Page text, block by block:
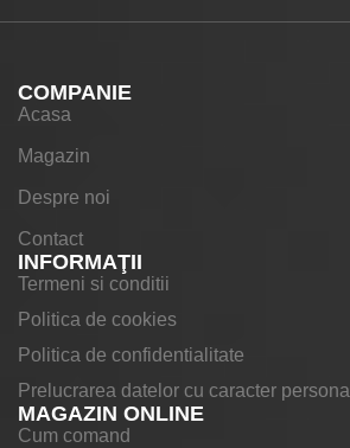
COMPANIE
Acasa
Magazin
Despre noi
Contact
INFORMAŢII
Termeni si conditii
Politica de cookies
Politica de confidentialitate
Prelucrarea datelor cu caracter personal
MAGAZIN ONLINE
Cum comand